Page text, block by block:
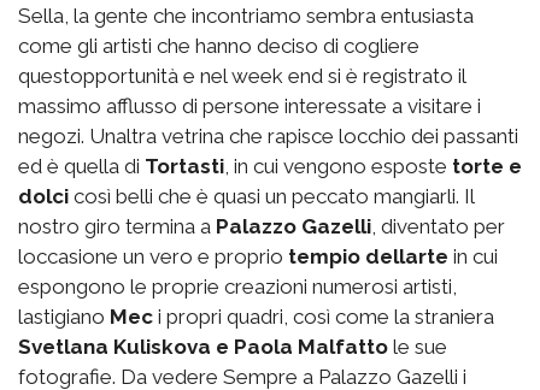
Sella, la gente che incontriamo sembra entusiasta
come gli artisti che hanno deciso di cogliere
questopportunità e nel week end si è registrato il
massimo afflusso di persone interessate a visitare i
negozi. Unaltra vetrina che rapisce locchio dei passanti
ed è quella di Tortasti , in cui vengono esposte torte e
dolci così belli che è quasi un peccato mangiarli. Il
nostro giro termina a Palazzo Gazelli , diventato per
loccasione un vero e proprio tempio dellarte in cui
espongono le proprie creazioni numerosi artisti,
lastigiano Mec i propri quadri, così come la straniera
Svetlana Kuliskova e Paola Malfatto le sue
fotografie. Da vedere Sempre a Palazzo Gazelli i